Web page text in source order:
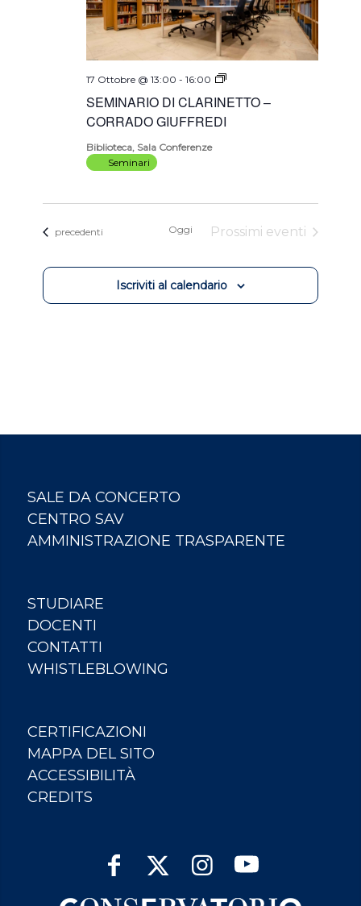
SEMINARIO DI CLARINETTO –
CORRADO GIUFFREDI
17 Ottobre @ 13:00 -16:00
SEMINARIO
CLARINETTO
Biblioteca, Sala Conferenze
Seminari
Eventi
precedenti Oggi Prossimi eventi
Iscriviti al calendario
SALE DA CONCERTO
CENTRO SAV
AMMINISTRAZIONE TRASPARENTE
STUDIARE
DOCENTI
CONTATTI
WHISTLEBLOWING
CERTIFICAZIONI
MAPPA DEL SITO
ACCESSIBILITÀ
CREDITS